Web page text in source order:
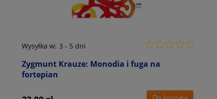
Zygmunt Krauze: Monodia i fuga na
fortepian
Wysyłka w: 3 - 5 dni
Do koszyka